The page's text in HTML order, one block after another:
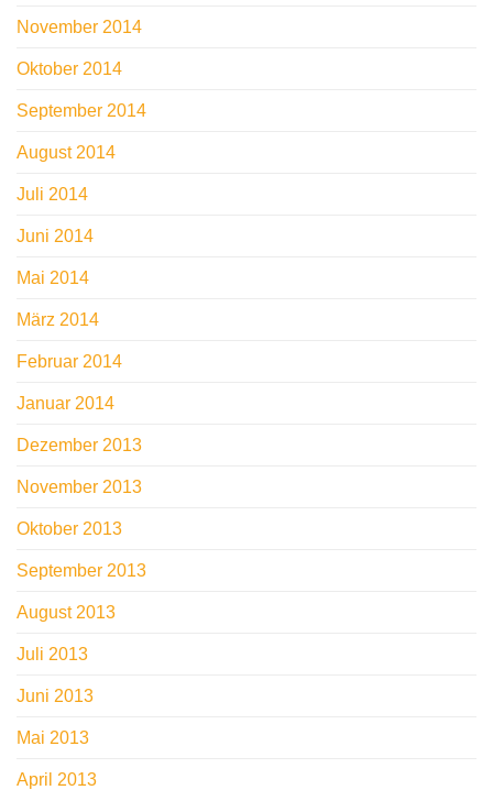
November 2014
Oktober 2014
September 2014
August 2014
Juli 2014
Juni 2014
Mai 2014
März 2014
Februar 2014
Januar 2014
Dezember 2013
November 2013
Oktober 2013
September 2013
August 2013
Juli 2013
Juni 2013
Mai 2013
April 2013